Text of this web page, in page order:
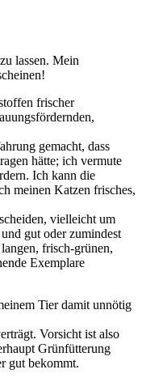
lassen. Mein
frischer
gemacht, dass
hätte; ich vermute
Ich kann die
meinen Katzen frisches,
vielleicht um
gut oder zumindest
frisch-grünen,
Exemplare
Tier damit unnötig
Vorsicht ist also
Grünfütterung
gut bekommt.